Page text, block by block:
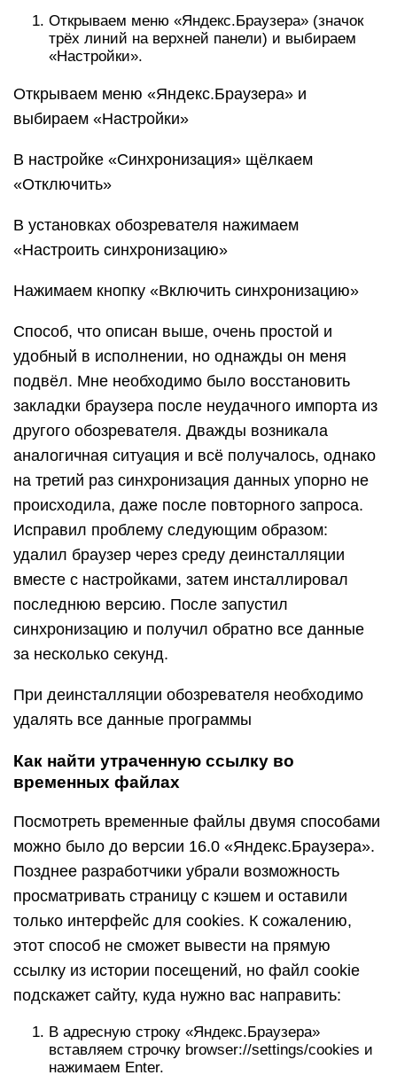
Открываем меню «Яндекс.Браузера» (значок
трёх линий на верхней панели) и выбираем
«Настройки».
Открываем меню «Яндекс.Браузера» и
выбираем «Настройки»
В настройке «Синхронизация» щёлкаем
«Отключить»
В установках обозревателя нажимаем
«Настроить синхронизацию»
Нажимаем кнопку «Включить синхронизацию»
Способ, что описан выше, очень простой и
удобный в исполнении, но однажды он меня
подвёл. Мне необходимо было восстановить
закладки браузера после неудачного импорта из
другого обозревателя. Дважды возникала
аналогичная ситуация и всё получалось, однако
на третий раз синхронизация данных упорно не
происходила, даже после повторного запроса.
Исправил проблему следующим образом:
удалил браузер через среду деинсталляции
вместе с настройками, затем инсталлировал
последнюю версию. После запустил
синхронизацию и получил обратно все данные
за несколько секунд.
При деинсталляции обозревателя необходимо
удалять все данные программы
Как найти утраченную ссылку во
временных файлах
Посмотреть временные файлы двумя способами
можно было до версии 16.0 «Яндекс.Браузера».
Позднее разработчики убрали возможность
просматривать страницу с кэшем и оставили
только интерфейс для cookies. К сожалению,
этот способ не сможет вывести на прямую
ссылку из истории посещений, но файл cookie
подскажет сайту, куда нужно вас направить:
В адресную строку «Яндекс.Браузера»
вставляем строчку browser://settings/cookies и
нажимаем Enter.